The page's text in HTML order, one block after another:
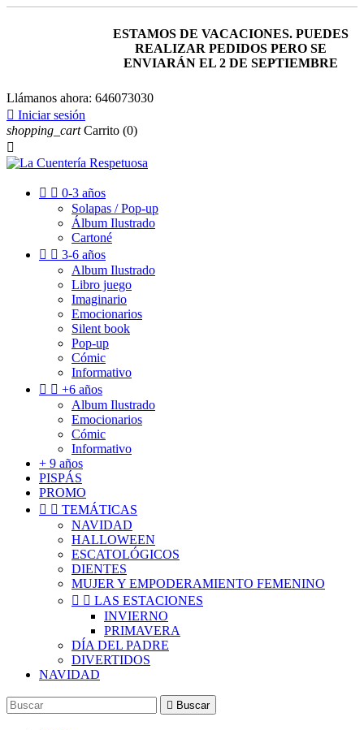
ESTAMOS DE VACACIONES. PUEDES
REALIZAR PEDIDOS PERO SE
ENVIARÁN EL 2 DE SEPTIEMBRE
Llámanos ahora: 646073030
 Iniciar sesión
shopping_cart Carrito (0)

  0-3 años
Solapas / Pop-up
Álbum Ilustrado
Cartoné
  3-6 años
Album Ilustrado
Libro juego
Imaginario
Emocionarios
Silent book
Pop-up
Cómic
Informativo
  +6 años
Album Ilustrado
Emocionarios
Cómic
Informativo
+ 9 años
PISPÁS
PROMO
  TEMÁTICAS
NAVIDAD
HALLOWEEN
ESCATOLÓGICOS
DIENTES
MUJER Y EMPODERAMIENTO FEMENINO
  LAS ESTACIONES
INVIERNO
PRIMAVERA
DÍA DEL PADRE
DIVERTIDOS
NAVIDAD
 Buscar